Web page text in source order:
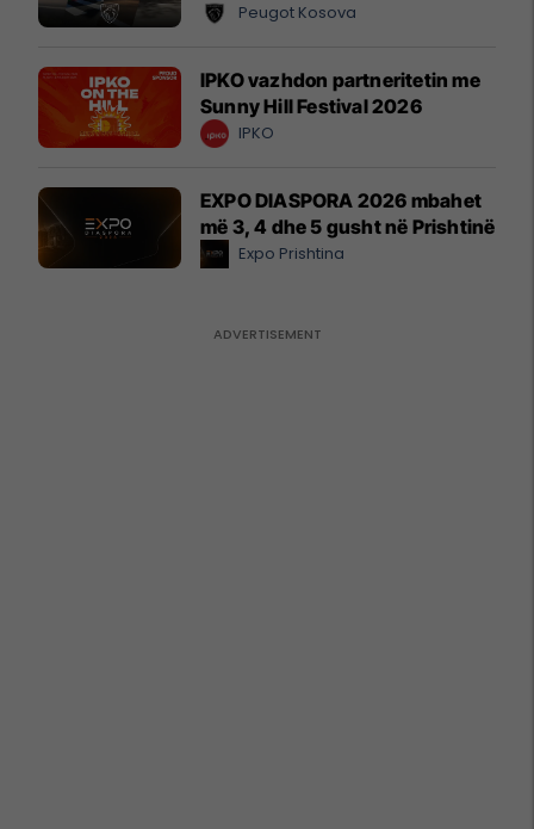
Peugot Kosova
IPKO vazhdon partneritetin me
Sunny Hill Festival 2026
IPKO
EXPO DIASPORA 2026 mbahet
më 3, 4 dhe 5 gusht në Prishtinë
Expo Prishtina